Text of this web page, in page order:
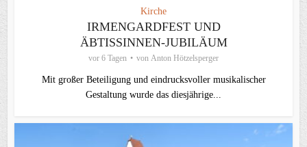
Kirche
IRMENGARDFEST UND
ÄBTISSINNEN-JUBILÄUM
vor 6 Tagen von Anton Hötzelsperger
Mit großer Beteiligung und eindrucksvoller musikalischer
Gestaltung wurde das diesjährige...